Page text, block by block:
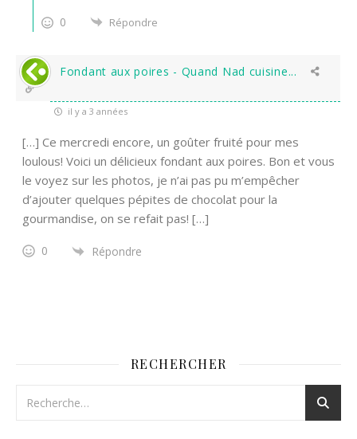
0
Répondre
Fondant aux poires - Quand Nad cuisine...
il y a 3 années
[…] Ce mercredi encore, un goûter fruité pour mes
loulous! Voici un délicieux fondant aux poires. Bon et vous
le voyez sur les photos, je n’ai pas pu m’empêcher
d’ajouter quelques pépites de chocolat pour la
gourmandise, on se refait pas! […]
0 Répondre
RECHERCHER